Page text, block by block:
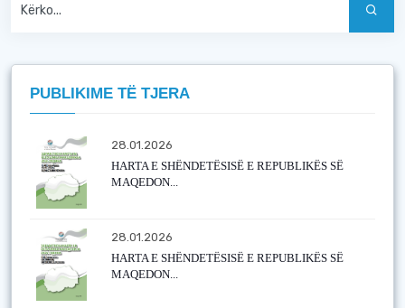
PUBLIKIME TË TJERA
28.01.2026
HARTA E SHËNDETËSISË E REPUBLIKËS SË
MAQEDON...
28.01.2026
HARTA E SHËNDETËSISË E REPUBLIKËS SË
MAQEDON...